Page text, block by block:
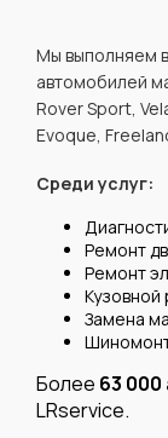
Мы выполняем
автомобилей
Rover Sport,
Evoque,
Среди услуг:
Ремонт
Ремонт
Кузовной
Замена
Более 63
LRservice.